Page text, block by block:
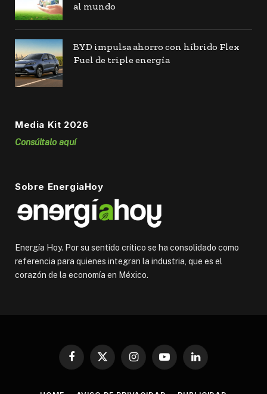
al mundo
BYD impulsa ahorro con híbrido Flex
Fuel de triple energía
Media Kit 2026
Consúltalo aquí
Sobre EnergiaHoy
Energía Hoy. Por su sentido crítico se ha consolidado como
referencia para quienes integran la industria, que es el
corazón de la economía en México.
Facebook
X
InstagramYouTubeLinkedIn